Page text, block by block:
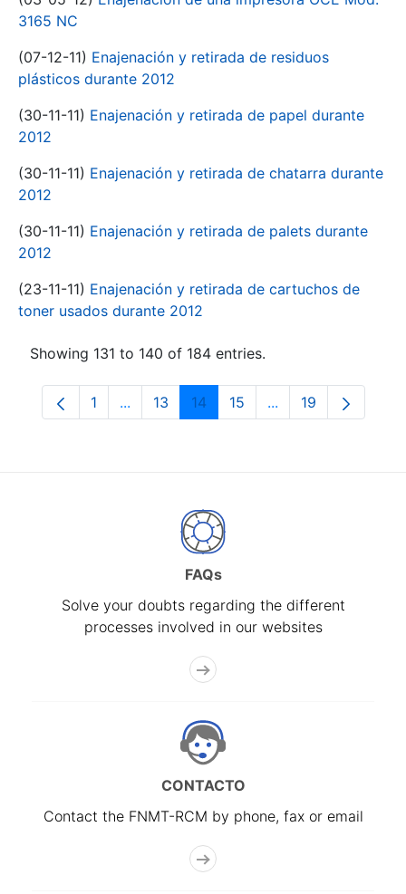
3165 NC
(07-12-11) Enajenación y retirada de residuos
plásticos durante 2012
(30-11-11) Enajenación y retirada de papel durante
2012
(30-11-11) Enajenación y retirada de chatarra durante
2012
(30-11-11) Enajenación y retirada de palets durante
2012
(23-11-11) Enajenación y retirada de cartuchos de
toner usados durante 2012
Showing 131 to 140 of 184 entries.
Page
1 ...Intermediate Pages Use TAB to navigate.
Page
13 Page
14 Page
15 ...Intermediate
Page
19
FAQs
Solve your doubts regarding the different
processes involved in our websites
CONTACTO
Contact the FNMT-RCM by phone, fax or email